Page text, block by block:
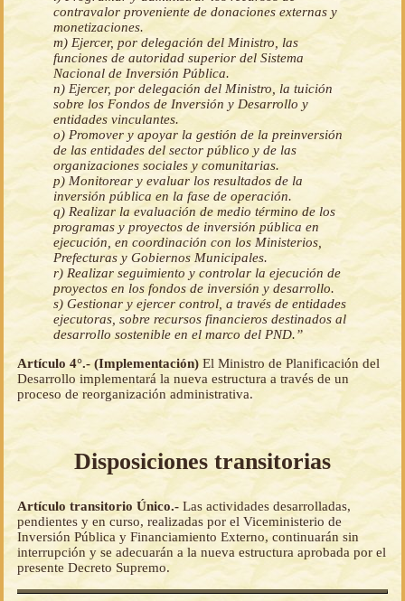
contravalor proveniente de donaciones externas y
monetizaciones.
m) Ejercer, por delegación del Ministro, las
funciones de autoridad superior del Sistema
Nacional de Inversión Pública.
n) Ejercer, por delegación del Ministro, la tuición
sobre los Fondos de Inversión y Desarrollo y
entidades vinculantes.
o) Promover y apoyar la gestión de la preinversión
de las entidades del sector público y de las
organizaciones sociales y comunitarias.
p) Monitorear y evaluar los resultados de la
inversión pública en la fase de operación.
q) Realizar la evaluación de medio término de los
programas y proyectos de inversión pública en
ejecución, en coordinación con los Ministerios,
Prefecturas y Gobiernos Municipales.
r) Realizar seguimiento y controlar la ejecución de
proyectos en los fondos de inversión y desarrollo.
s) Gestionar y ejercer control, a través de entidades
ejecutoras, sobre recursos financieros destinados al
desarrollo sostenible en el marco del PND.”
Artículo 4°.- (Implementación) El Ministro de Planificación del
Desarrollo implementará la nueva estructura a través de un
proceso de reorganización administrativa.
Disposiciones transitorias
Artículo transitorio Único.- Las actividades desarrolladas,
pendientes y en curso, realizadas por el Viceministerio de
Inversión Pública y Financiamiento Externo, continuarán sin
interrupción y se adecuarán a la nueva estructura aprobada por el
presente Decreto Supremo.